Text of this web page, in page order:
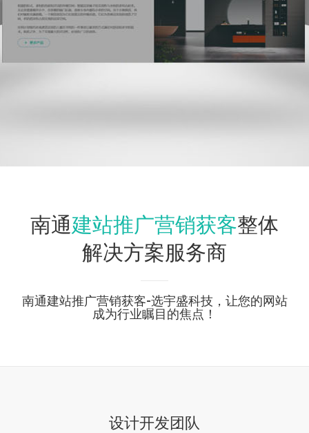
南通建站推广营销获客整体
解决方案服务商
南通建站推广营销获客-选宇盛科技，让您的网站
成为行业瞩目的焦点！
设计开发团队